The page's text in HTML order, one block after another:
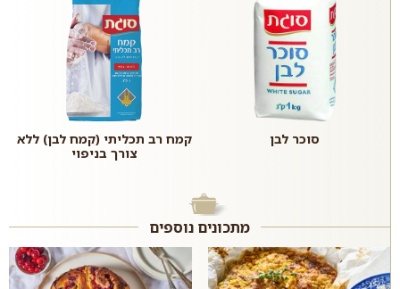
סוכר לבן
קמח רב תכליתי (קמח לבן) ללא
צורך בניפוי
מתכונים נוספים